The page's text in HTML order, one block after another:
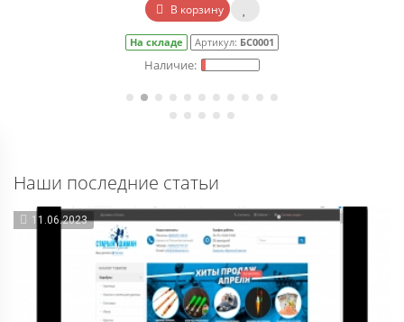
В корзину
На складе Артикул: БС0001
Наши последние статьи
11.06.2023